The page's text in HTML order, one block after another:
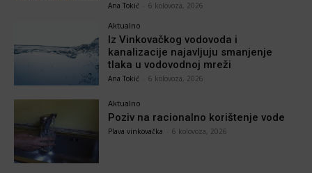
Ana Tokić 6 kolovoza, 2026
Aktualno
Iz Vinkovačkog vodovoda i
kanalizacije najavljuju smanjenje
tlaka u vodovodnoj mreži
Ana Tokić 6 kolovoza, 2026
Aktualno
Poziv na racionalno korištenje vode
Plava vinkovačka 6 kolovoza, 2026